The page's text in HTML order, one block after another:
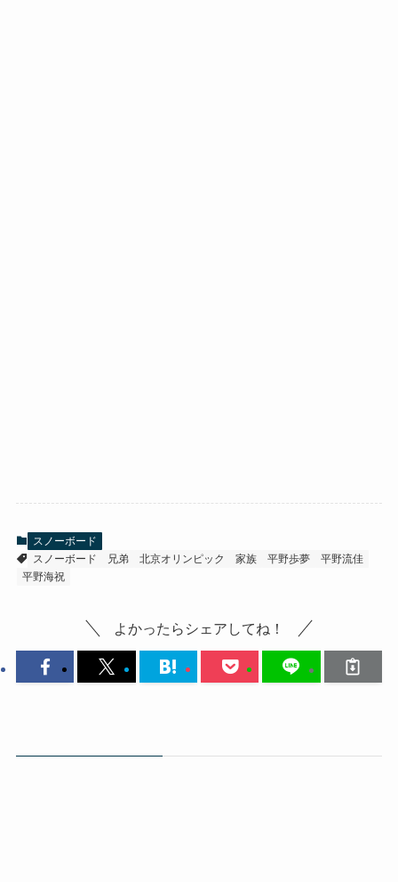
スノーボード
スノーボード
兄弟 北京オリンピック 家族 平野歩夢
平野流佳
平野海祝
よかったらシェアしてね！